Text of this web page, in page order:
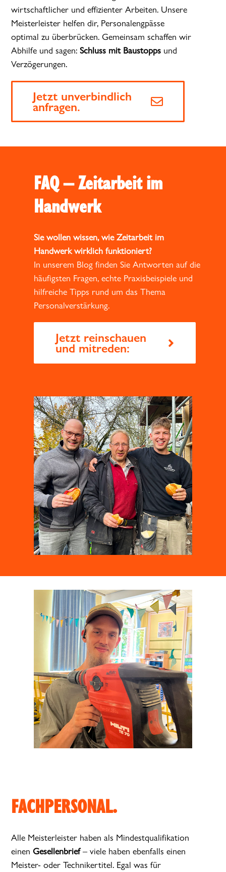
wirtschaftlicher und effizienter Arbeiten. Unsere
Meisterleister helfen dir, Personalengpässe
optimal zu überbrücken. Gemeinsam schaffen wir
Abhilfe und sagen:Schluss mit Baustopps und
Verzögerungen.
Jetzt unverbindlich
anfragen.
FAQ – Zeitarbeit im
Handwerk
Sie wollen wissen, wie Zeitarbeit im
Handwerk wirklich funktioniert?
In unserem Blog finden Sie Antworten auf die
häufigsten Fragen, echte Praxisbeispiele und
hilfreiche Tipps rund um das Thema
Personalverstärkung.
Jetzt reinschauen
und mitreden:
FACHPERSONAL.
Alle Meisterleister haben als Mindestqualifikation
einenGesellenbrief– viele haben ebenfalls einen
Meister- oder Technikertitel. Egal was für